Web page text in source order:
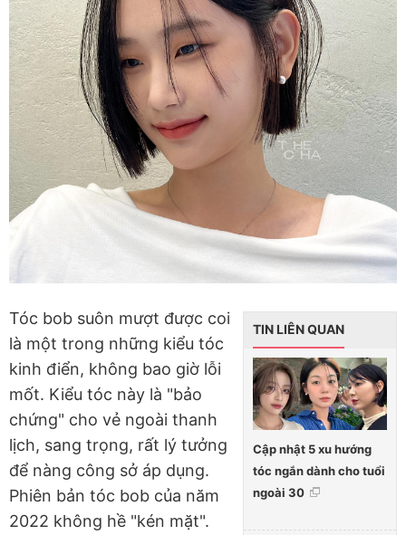
TIN LIÊN QUAN
Cập nhật 5 xu hướng
tóc ngắn dành cho tuổi
ngoài 30
Tóc bob suôn mượt được coi
là một trong những kiểu tóc
kinh điển, không bao giờ lỗi
mốt. Kiểu tóc này là "bảo
chứng" cho vẻ ngoài thanh
lịch, sang trọng, rất lý tưởng
để nàng công sở áp dụng.
Phiên bản tóc bob của năm
2022 không hề "kén mặt".